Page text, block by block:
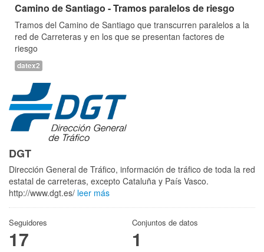
Camino de Santiago - Tramos paralelos de riesgo
Tramos del Camino de Santiago que transcurren paralelos a la
red de Carreteras y en los que se presentan factores de
riesgo
datex2
DGT
Dirección General de Tráfico, información de tráfico de toda la red
estatal de carreteras, excepto Cataluña y País Vasco.
http://www.dgt.es/ leer más
Seguidores
17
Conjuntos de datos
1